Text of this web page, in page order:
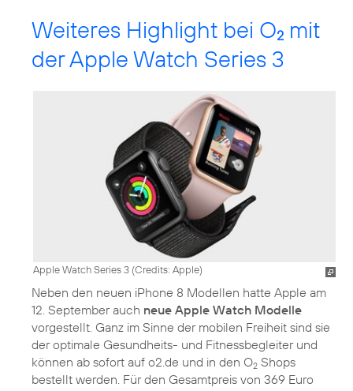
Weiteres Highlight bei O2 mit
der Apple Watch Series 3
Apple Watch Series 3 (Credits: Apple)
Neben den neuen iPhone 8 Modellen hatte Apple am
12. September auch neue Apple Watch Modelle
vorgestellt. Ganz im Sinne der mobilen Freiheit sind sie
der optimale Gesundheits- und Fitnessbegleiter und
können ab sofort auf o2.de und in den O2 Shops
bestellt werden. Für den Gesamtpreis von 369 Euro